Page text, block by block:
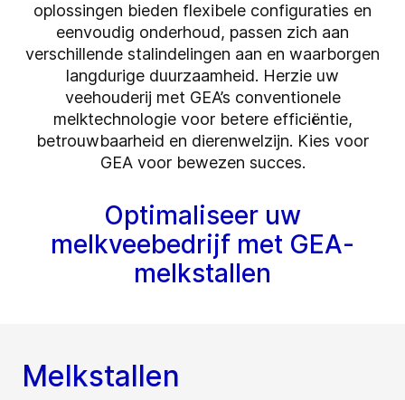
oplossingen bieden flexibele configuraties en
eenvoudig onderhoud, passen zich aan
verschillende stalindelingen aan en waarborgen
langdurige duurzaamheid. Herzie uw
veehouderij met GEA’s conventionele
melktechnologie voor betere efficiëntie,
betrouwbaarheid en dierenwelzijn. Kies voor
GEA voor bewezen succes.
Optimaliseer uw
melkveebedrijf met GEA-
melkstallen
Melkstallen